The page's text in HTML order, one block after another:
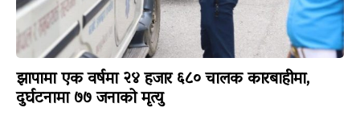
झापामा एक वर्षमा २४ हजार ६८० चालक कारबाहीमा,
दुर्घटनामा ७७ जनाको मृत्यु